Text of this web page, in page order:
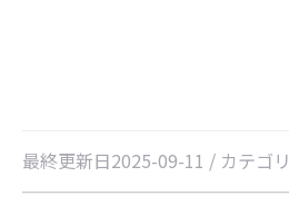
最終更新日2025-09-11 / カテゴリ